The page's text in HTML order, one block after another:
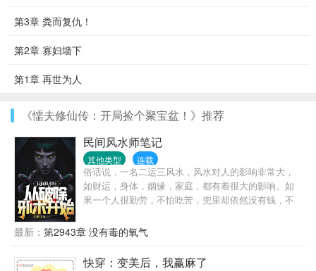
第3章 粪而复仇！
第2章 寡妇墙下
第1章 再世为人
《懦夫修仙传：开局捡个聚宝盆！》推荐
民间风水师笔记
其他类型 连载
俗话说，一名二运三风水，风水对人的影响非常大，
如财运，身体，姻缘，家庭，都有着很大的影响。如
果一个人很勤劳，不怕吃苦，兜里却依然没有钱，不
运，想不想暴富，想的话，就翻开第一页继续往下
看……
最新： 第2943章 没有毒的氧气
快穿：变美后，我赢麻了